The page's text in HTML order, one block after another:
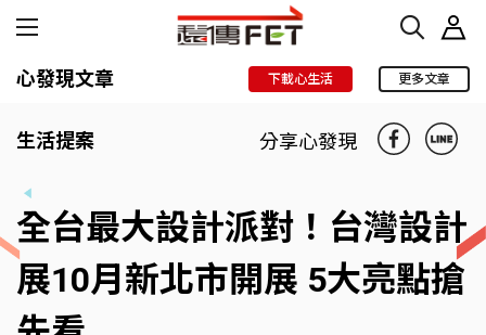
心發現文章 下載心生活 更多文章
生活提案 分享心發現
全台最大設計派對！台灣設計
展10月新北市開展 5大亮點搶